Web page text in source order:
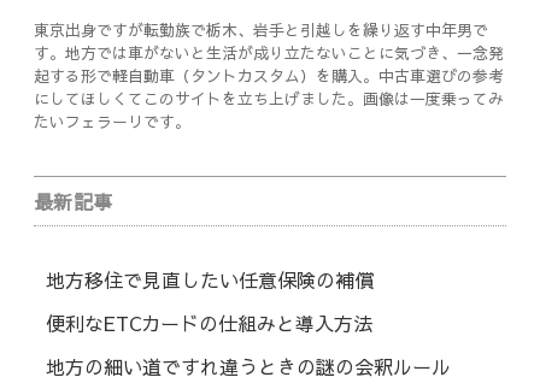
東京出身ですが転勤族で栃木、岩手と引越しを繰り返す中年男で
す。地方では車がないと生活が成り立たないことに気づき、一念発
起する形で軽自動車（タントカスタム）を購入。中古車選びの参考
にしてほしくてこのサイトを立ち上げました。画像は一度乗ってみ
たいフェラーリです。
最新記事
地方移住で見直したい任意保険の補償
便利なETCカードの仕組みと導入方法
地方の細い道ですれ違うときの謎の会釈ルール